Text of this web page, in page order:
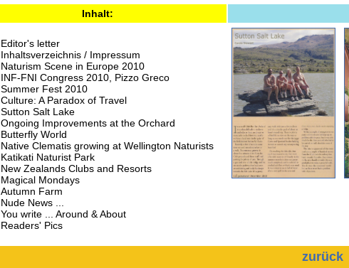
Inhalt:
Editor's letter
Inhaltsverzeichnis / Impressum
Naturism Scene in Europe 2010
INF-FNI Congress 2010, Pizzo Greco
Summer Fest 2010
Culture: A Paradox of Travel
Sutton Salt Lake
Ongoing Improvements at the Orchard
Butterfly World
Native Clematis growing at Wellington Naturists
Katikati Naturist Park
New Zealands Clubs and Resorts
Magical Mondays
Autumn Farm
Nude News ...
You write ... Around & About
Readers' Pics
zurück